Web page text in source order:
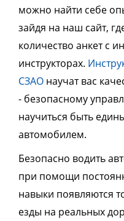
можно найти себе
зайдя на наш сайт,
количество анкет с
инструкторах.
СЗАО научат вас
- безопасному
научиться быть
автомобилем.
Безопасно водить
при помощи
навыки появляются
езды на реальных